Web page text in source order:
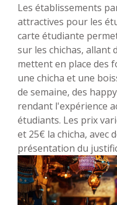
Les établissements
attractives pour les
carte étudiante
sur les chichas, allant
mettent en place des
une chicha et une
de semaine, des
rendant l'expérience
étudiants. Les prix
et 25€ la chicha, avec
présentation du